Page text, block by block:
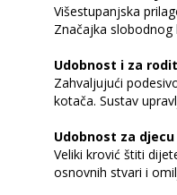
Višestupanjska
Značajka
Udobnost i za
Zahvaljujući
kotača. Sustav
Udobnost za djecu
Veliki krović štiti
osnovnih stvari i